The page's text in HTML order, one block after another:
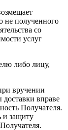
не полученного
со
услуг
либо лицу,
вручении
вправе
Получателя.
и защиту